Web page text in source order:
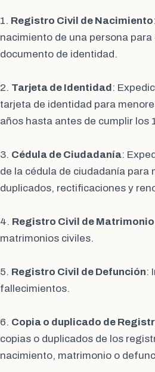
1. Registro Civil de Nacimiento
nacimiento de una persona
documento de identidad.
2. Tarjeta de Identidad :
tarjeta de identidad para
años hasta antes de cumplir los
3. Cédula de Ciudadanía:
de la cédula de ciudadanía para
duplicados, rectificaciones y
4. Registro Civil de Matrimonio
matrimonios civiles.
5. Registro Civil de Defunción:
fallecimientos.
6. Copia o duplicado de
copias o duplicados de los
nacimiento, matrimonio o